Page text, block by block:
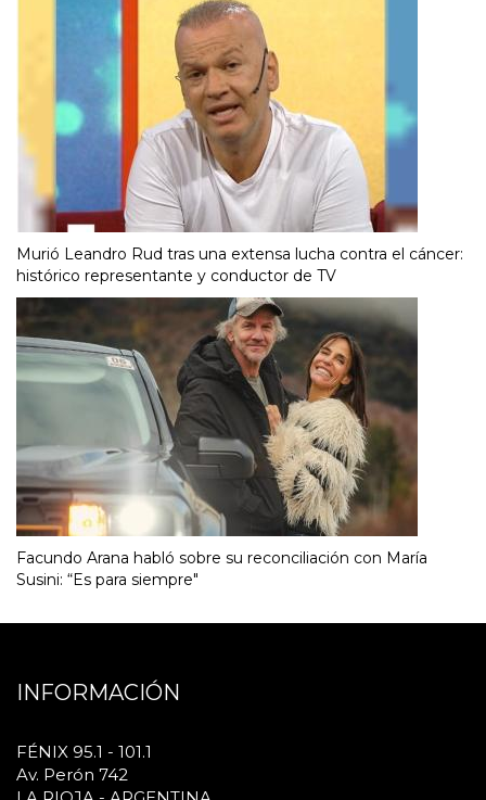
Murió Leandro Rud tras una extensa lucha contra el cáncer:
histórico representante y conductor de TV
Facundo Arana habló sobre su reconciliación con María
Susini: “Es para siempre"
INFORMACIÓN
FÉNIX 95.1 - 101.1
Av. Perón 742